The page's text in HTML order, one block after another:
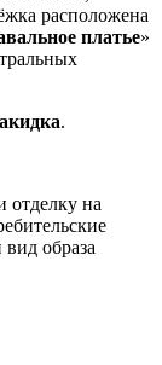
расположена
платье»
.
отделку на
образа